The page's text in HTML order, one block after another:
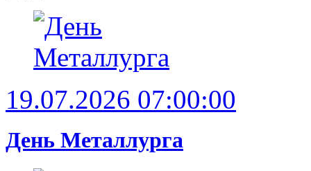
19.07.2026 07:00:00
День Металлурга